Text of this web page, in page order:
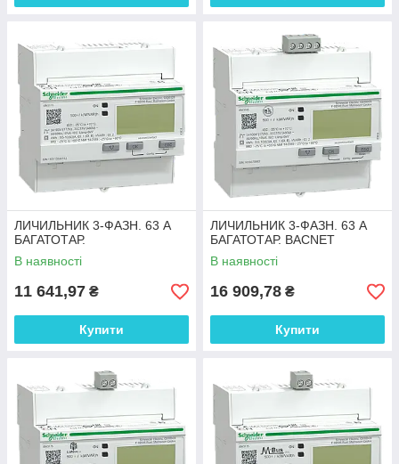
ЛИЧИЛЬНИК 3-ФАЗН. 63 А
БАГАТОТАР.
В наявності
11 641,97 ₴
Купити
ЛИЧИЛЬНИК 3-ФАЗН. 63 А
БАГАТОТАР. BACNET
В наявності
16 909,78 ₴
Купити